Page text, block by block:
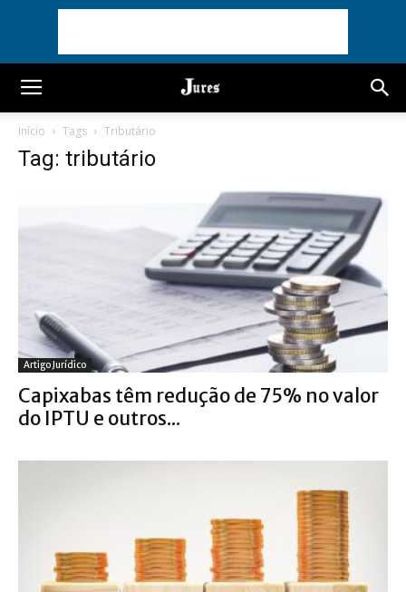
Início Tags Tributário
Tag: tributário
Artigo Jurídico
Capixabas têm redução de 75% no valor
do IPTU e outros...